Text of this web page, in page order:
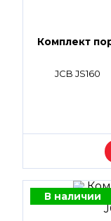
Комплект
JCB JS160
В наличии